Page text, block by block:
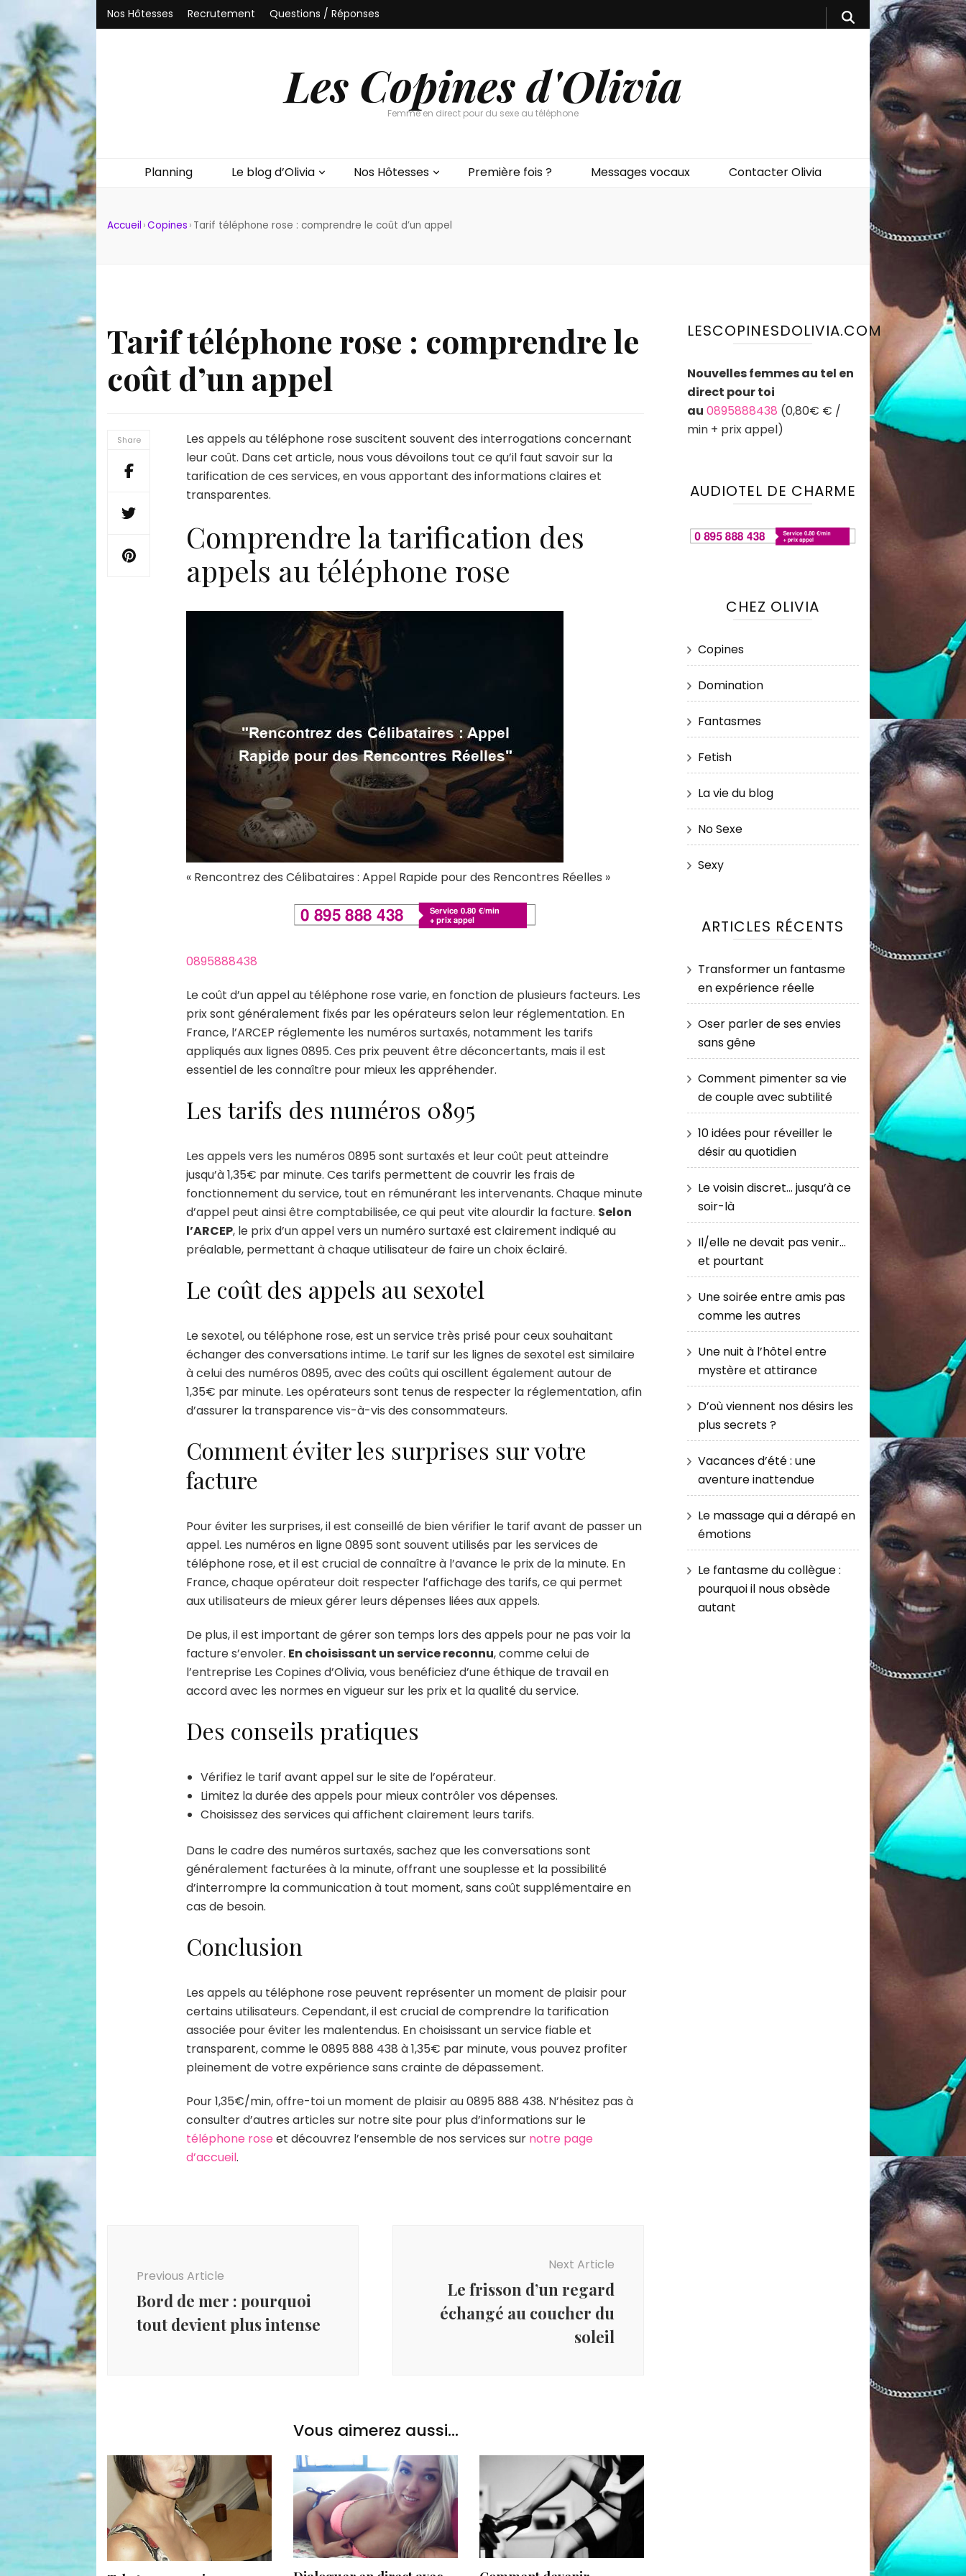
Nos Hôtesses Recrutement Questions / Réponses
Les Copines d'Olivia
Femme en direct pour du sexe au téléphone
Planning Le blog d’Olivia Nos Hôtesses Première fois ? Messages vocaux Contacter Olivia
Accueil ›Copines › Tarif téléphone rose : comprendre le coût d’un appel
Tarif téléphone rose : comprendre le
coût d’un appel
Share
Les appels au téléphone rose suscitent souvent des interrogations concernant
leur coût. Dans cet article, nous vous dévoilons tout ce qu’il faut savoir sur la
tarification de ces services, en vous apportant des informations claires et
transparentes.
Comprendre la tarification des
appels au téléphone rose
« Rencontrez des Célibataires : Appel Rapide pour des Rencontres Réelles »
0895888438
Le coût d’un appel au téléphone rose varie, en fonction de plusieurs facteurs. Les
prix sont généralement fixés par les opérateurs selon leur réglementation. En
France, l’ARCEP réglemente les numéros surtaxés, notamment les tarifs
appliqués aux lignes 0895. Ces prix peuvent être déconcertants, mais il est
essentiel de les connaître pour mieux les appréhender.
Les tarifs des numéros 0895
Les appels vers les numéros 0895 sont surtaxés et leur coût peut atteindre
jusqu’à 1,35€ par minute. Ces tarifs permettent de couvrir les frais de
fonctionnement du service, tout en rémunérant les intervenants. Chaque minute
d’appel peut ainsi être comptabilisée, ce qui peut vite alourdir la facture. Selon
l’ARCEP, le prix d’un appel vers un numéro surtaxé est clairement indiqué au
préalable, permettant à chaque utilisateur de faire un choix éclairé.
Le coût des appels au sexotel
Le sexotel, ou téléphone rose, est un service très prisé pour ceux souhaitant
échanger des conversations intime. Le tarif sur les lignes de sexotel est similaire
à celui des numéros 0895, avec des coûts qui oscillent également autour de
1,35€ par minute. Les opérateurs sont tenus de respecter la réglementation, afin
d’assurer la transparence vis-à-vis des consommateurs.
Comment éviter les surprises sur votre
facture
Pour éviter les surprises, il est conseillé de bien vérifier le tarif avant de passer un
appel. Les numéros en ligne 0895 sont souvent utilisés par les services de
téléphone rose, et il est crucial de connaître à l’avance le prix de la minute. En
France, chaque opérateur doit respecter l’affichage des tarifs, ce qui permet
aux utilisateurs de mieux gérer leurs dépenses liées aux appels.
De plus, il est important de gérer son temps lors des appels pour ne pas voir la
facture s’envoler. En choisissant un service reconnu, comme celui de
l’entreprise Les Copines d’Olivia, vous benéficiez d’une éthique de travail en
accord avec les normes en vigueur sur les prix et la qualité du service.
Des conseils pratiques
Vérifiez le tarif avant appel sur le site de l’opérateur.
Limitez la durée des appels pour mieux contrôler vos dépenses.
Choisissez des services qui affichent clairement leurs tarifs.
Dans le cadre des numéros surtaxés, sachez que les conversations sont
généralement facturées à la minute, offrant une souplesse et la possibilité
d’interrompre la communication à tout moment, sans coût supplémentaire en
cas de besoin.
Conclusion
Les appels au téléphone rose peuvent représenter un moment de plaisir pour
certains utilisateurs. Cependant, il est crucial de comprendre la tarification
associée pour éviter les malentendus. En choisissant un service fiable et
transparent, comme le 0895 888 438 à 1,35€ par minute, vous pouvez profiter
pleinement de votre expérience sans crainte de dépassement.
Pour 1,35€/min, offre-toi un moment de plaisir au 0895 888 438. N’hésitez pas à
consulter d’autres articles sur notre site pour plus d’informations sur le
téléphone rose et découvrez l’ensemble de nos services sur notre page
d’accueil.
Previous Article
Bord de mer : pourquoi
tout devient plus intense
Next Article
Le frisson d’un regard
échangé au coucher du
soleil
Vous aimerez aussi...
LESCOPINESDOLIVIA.COM
Nouvelles femmes au tel en
direct pour toi
au 0895888438 (0,80€ € /
min + prix appel)
AUDIOTEL DE CHARME
CHEZ OLIVIA
Copines
Domination
Fantasmes
Fetish
La vie du blog
No Sexe
Sexy
ARTICLES RÉCENTS
Transformer un fantasme
en expérience réelle
Oser parler de ses envies
sans gêne
Comment pimenter sa vie
de couple avec subtilité
10 idées pour réveiller le
désir au quotidien
Le voisin discret… jusqu’à ce
soir-là
Il/elle ne devait pas venir…
et pourtant
Une soirée entre amis pas
comme les autres
Une nuit à l’hôtel entre
mystère et attirance
D’où viennent nos désirs les
plus secrets ?
Vacances d’été : une
aventure inattendue
Le massage qui a dérapé en
émotions
Le fantasme du collègue :
pourquoi il nous obsède
autant